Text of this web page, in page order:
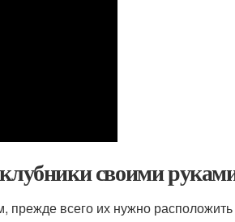
своими
всего их нужно